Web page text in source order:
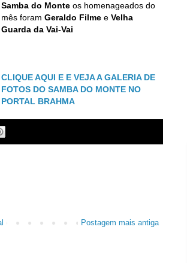
Samba do Monteos homenageados do
mês foramGeraldo FilmeeVelha
Guarda da Vai-Vai
CLIQUE AQUI E E VEJA A GALERIA DE
FOTOS DO SAMBA DO MONTE NO
PORTAL BRAHMA
Postagem mais antiga